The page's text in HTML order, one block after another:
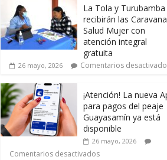
La Tola y Turubamba
recibirán las
Salud Mujer con
atención integral
gratuita
26 mayo, 2026 Comentarios
¡Atención! La nueva
para pagos del peaje
Guayasamín ya está
disponible
26 mayo, 2026
Comentarios desactivados